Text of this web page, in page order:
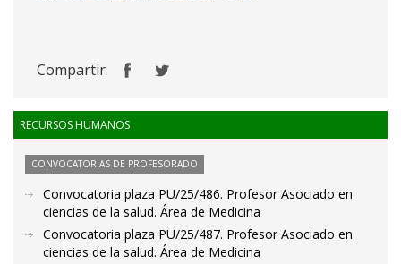
Compartir:
RECURSOS HUMANOS
CONVOCATORIAS DE PROFESORADO
Convocatoria plaza PU/25/486. Profesor Asociado en
ciencias de la salud. Área de Medicina
Convocatoria plaza PU/25/487. Profesor Asociado en
ciencias de la salud. Área de Medicina